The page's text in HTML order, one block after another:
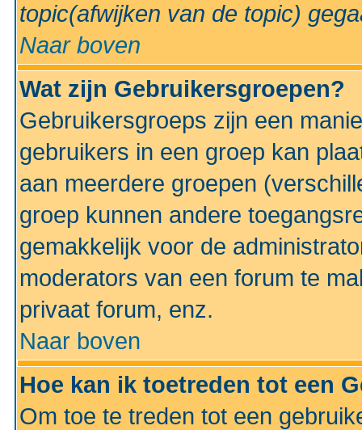
topic(afwijken van de topic)
Naar boven
Wat zijn Gebruikersgroepen?
Gebruikersgroeps zijn een
gebruikers in een groep kan
aan meerdere groepen
groep kunnen andere
gemakkelijk voor de
moderators van een forum te
privaat forum, enz.
Naar boven
Hoe kan ik toetreden tot een
Om toe te treden tot een